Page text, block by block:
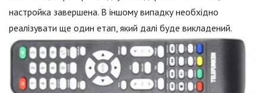
настройка завершена. В іншому випадку необхідно
реалізувати ще один етап, який далі буде викладений.